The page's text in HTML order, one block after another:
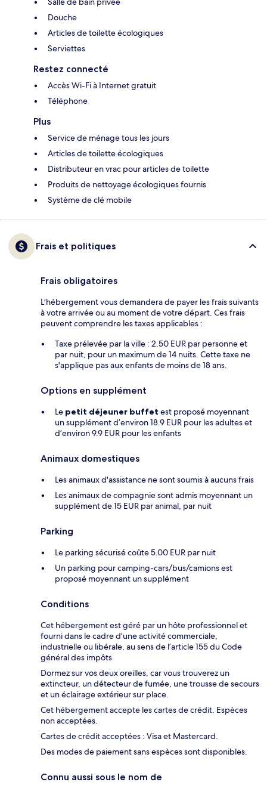
Douche
Articles de toilette écologiques
Serviettes
Restez connecté
Accès Wi-Fi à Internet gratuit
Téléphone
Plus
Service de ménage tous les jours
Articles de toilette écologiques
Distributeur en vrac pour articles de toilette
Produits de nettoyage écologiques fournis
Système de clé mobile
Frais et politiques
Frais obligatoires
L’hébergement vous demandera de payer les frais suivants
à votre arrivée ou au moment de votre départ. Ces frais
peuvent comprendre les taxes applicables :
Taxe prélevée par la ville : 2.50 EUR par personne et
par nuit, pour un maximum de 14 nuits. Cette taxe ne
s'applique pas aux enfants de moins de 18 ans.
Options en supplément
Le petit déjeuner buffet est proposé moyennant
un supplément d’environ 18.9 EUR pour les adultes et
d’environ 9.9 EUR pour les enfants
Animaux domestiques
Les animaux d'assistance ne sont soumis à aucuns frais
Les animaux de compagnie sont admis moyennant un
supplément de 15 EUR par animal, par nuit
Parking
Le parking sécurisé coûte 5.00 EUR par nuit
Un parking pour camping-cars/bus/camions est
proposé moyennant un supplément
Conditions
Cet hébergement est géré par un hôte professionnel et
fourni dans le cadre d’une activité commerciale,
industrielle ou libérale, au sens de l’article 155 du Code
général des impôts
Dormez sur vos deux oreilles, car vous trouverez un
extincteur, un détecteur de fumée, une trousse de secours
et un éclairage extérieur sur place.
Cet hébergement accepte les cartes de crédit. Espèces
non acceptées.
Cartes de crédit acceptées : Visa et Mastercard.
Des modes de paiement sans espèces sont disponibles.
Connu aussi sous le nom de